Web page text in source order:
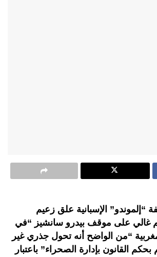
الإسبانية علق زعيم
غالي على موقف بيدرو سانشيز “في
“من الواضح أنه تحول جذري غير
القانون بإدارة الصحراء” باعتبار